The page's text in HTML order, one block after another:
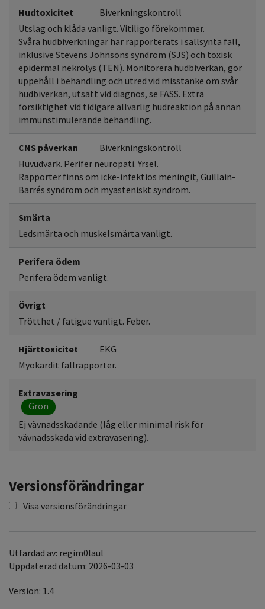
Hudtoxicitet
Biverkningskontroll
Utslag och klåda vanligt. Vitiligo förekommer.
Svåra hudbiverkningar har rapporterats i sällsynta fall,
inklusive Stevens Johnsons syndrom (SJS) och toxisk
epidermal nekrolys (TEN). Monitorera hudbiverkan, gör
uppehåll i behandling och utred vid misstanke om svår
hudbiverkan, utsätt vid diagnos, se FASS. Extra
försiktighet vid tidigare allvarlig hudreaktion på annan
immunstimulerande behandling.
CNS påverkan
Biverkningskontroll
Huvudvärk. Perifer neuropati. Yrsel.
Rapporter finns om icke-infektiös meningit, Guillain-
Barrés syndrom och myasteniskt syndrom.
Smärta
Ledsmärta och muskelsmärta vanligt.
Perifera ödem
Perifera ödem vanligt.
Övrigt
Trötthet / fatigue vanligt. Feber.
Hjärttoxicitet
EKG
Myokardit fallrapporter.
Extravasering
Grön
Ej vävnadsskadande (låg eller minimal risk för
vävnadsskada vid extravasering).
Versionsförändringar
Visa versionsförändringar
Utfärdad av: regim0laul
Uppdaterad datum: 2026-03-03
Version: 1.4